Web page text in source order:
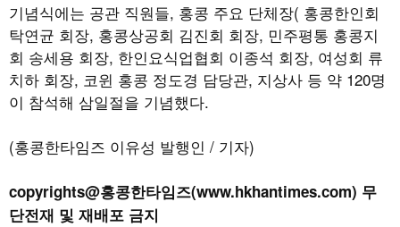
기념식에는 공관 직원들, 홍콩 주요 단체장( 홍콩한인회
탁연균 회장, 홍콩상공회 김진회 회장, 민주평통 홍콩지
회 송세용 회장, 한인요식업협회 이종석 회장, 여성회 류
치하 회장, 코윈 홍콩 정도경 담당관, 지상사 등 약 120명
이 참석해 삼일절을 기념했다.
(홍콩한타임즈 이유성 발행인 / 기자)
copyrights@홍콩한타임즈(www.hkhantimes.com) 무
단전재 및 재배포 금지